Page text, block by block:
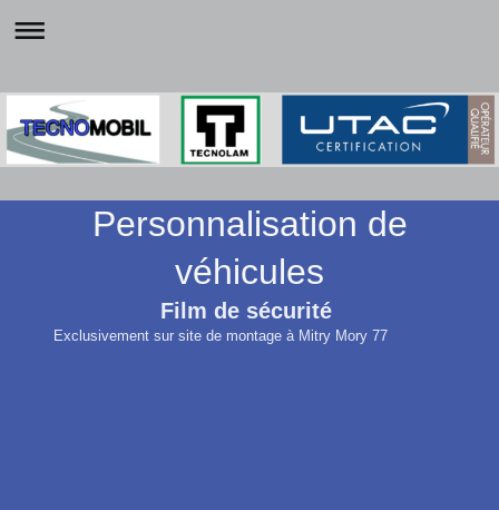
Personnalisation de
véhicules
Film de sécurité
Exclusivement sur site de montage à Mitry Mory 77